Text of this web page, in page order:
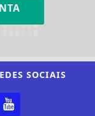
SOCIAIS